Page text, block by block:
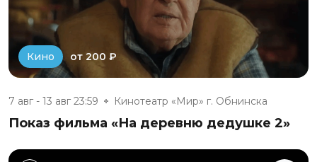
Кино от 200 ₽
7 авг - 13 авг 23:59 Кинотеатр «Мир» г. Обнинска
Показ фильма «На деревню дедушке 2»